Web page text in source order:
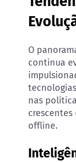
O
continua
nas
offline.